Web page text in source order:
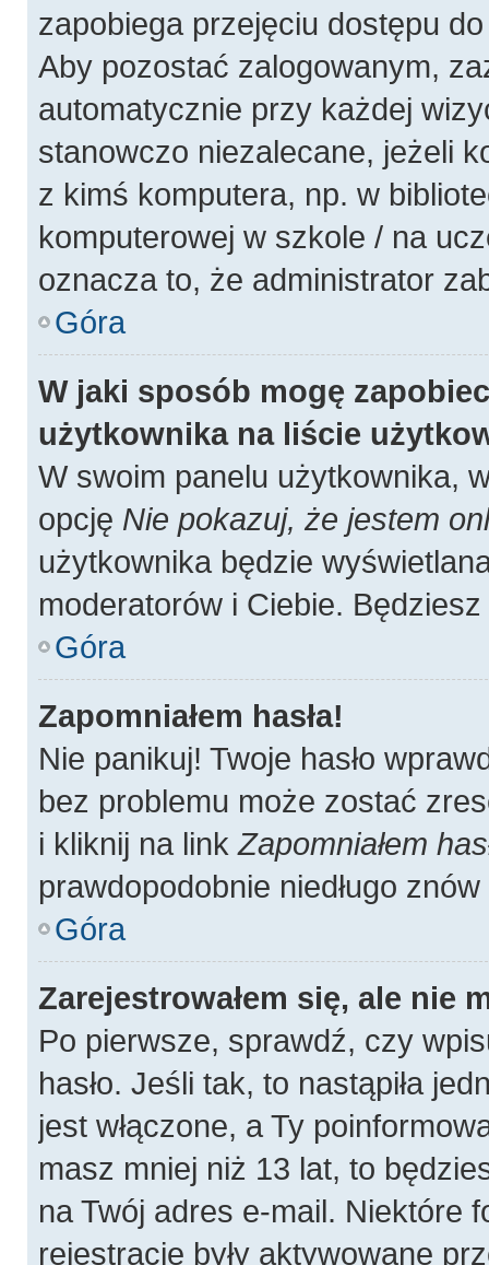
zapobiega przejęciu dostępu
Aby pozostać zalogowanym,
automatycznie przy każdej
stanowczo niezalecane, jeżeli
z kimś komputera, np. w
komputerowej w szkole / na
oznacza to, że administrator
Góra
W jaki sposób mogę
użytkownika na liście
W swoim panelu użytkownika,
opcję Nie pokazuj, że jestem
użytkownika będzie
moderatorów i Ciebie.
Góra
Zapomniałem hasła!
Nie panikuj! Twoje hasło
bez problemu może zostać
i kliknij na linkZapomniałem
prawdopodobnie niedługo
Góra
Zarejestrowałem się, ale nie
Po pierwsze, sprawdź, czy
hasło. Jeśli tak, to nastąpiła
jest włączone, a Ty
masz mniej niż 13 lat, to
na Twój adres e-mail. Niektóre
rejestracje były aktywowane